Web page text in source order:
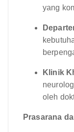
yang
Klinik
oleh
Prasarana